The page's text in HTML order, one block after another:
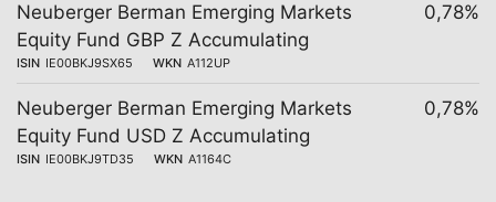
Neuberger Berman Emerging Markets
Equity Fund GBP Z Accumulating
ISIN IE00BKJ9SX65 WKN A112UP
0,78%
Neuberger Berman Emerging Markets
Equity Fund USD Z Accumulating
ISIN IE00BKJ9TD35 WKN A1164C
0,78%